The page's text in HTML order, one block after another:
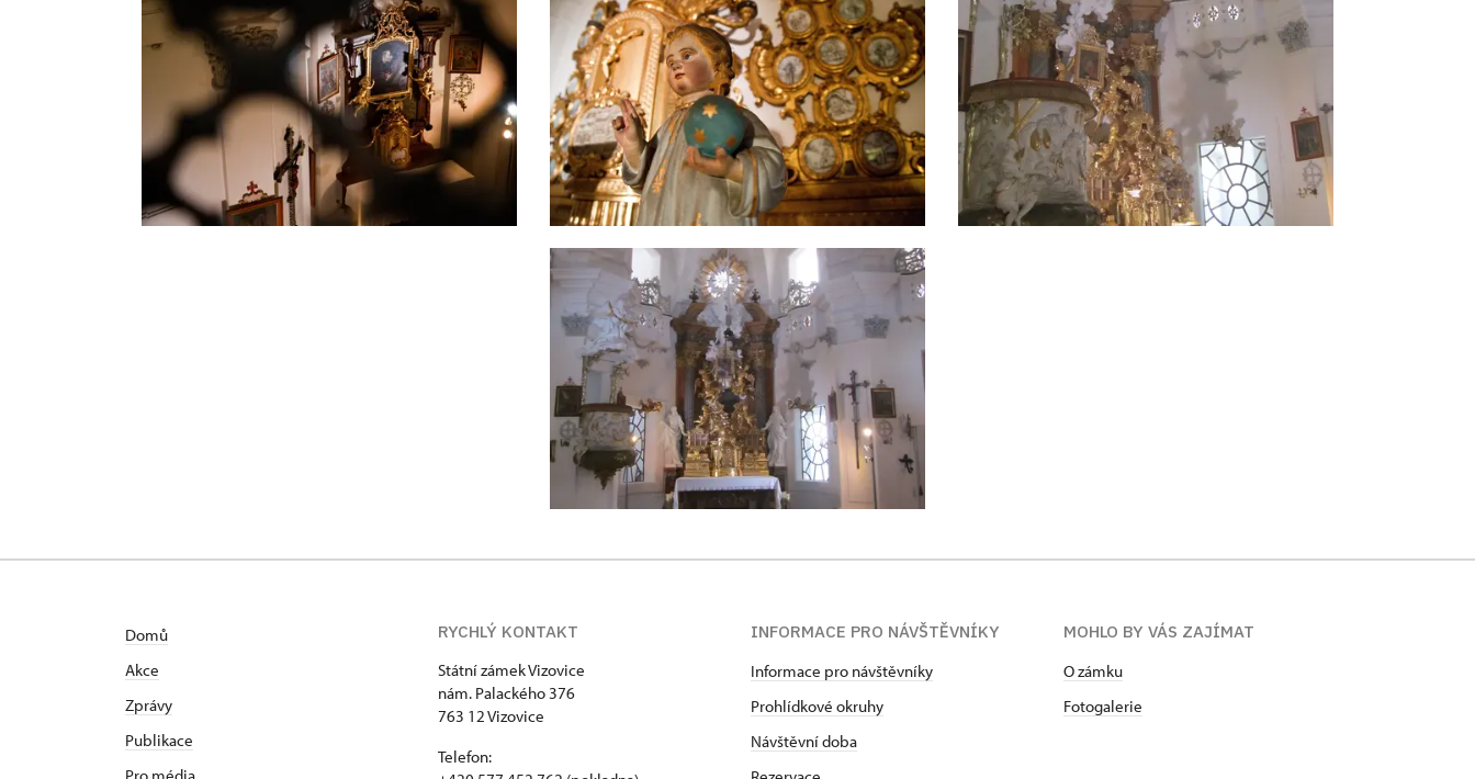
Domů
Akce
Zprávy
Publikace
RYCHLÝ KONTAKT
Státní zámek Vizovice
nám. Palackého 376
763 12 Vizovice
Telefon:
INFORMACE PRO NÁVŠTĚVNÍKY
Informace pro návštěvníky
Prohlídkové okruhy
Návštěvní doba
MOHLO BY VÁS ZAJÍMAT
O zámku
Fotogalerie